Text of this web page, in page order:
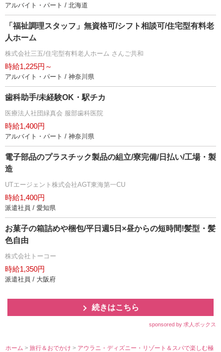
アルバイト・パート / 北海道
「福祉調理スタッフ」無資格可/シフト相談可/住宅型有料老
人ホーム
株式会社三五/住宅型有料老人ホーム さんご共和
時給1,225円～
アルバイト・パート / 神奈川県
歯科助手/未経験OK・駅チカ
医療法人社団緑真会 服部歯科医院
時給1,400円
アルバイト・パート / 神奈川県
電子部品のプラスチック製品の組立/寮完備/日払い/工場・製
造
UTエージェント株式会社AGT東海第一CU
時給1,400円
派遣社員 / 愛知県
お菓子の箱詰めや梱包/平日週5日×昼からの短時間!髪型・髪
色自由
株式会社トーコー
時給1,350円
派遣社員 / 大阪府
続きはこちら
sponsored by 求人ボックス
ホーム >旅行＆おでかけ> アウラニ・ディズニー・リゾート＆スパで楽しむ極